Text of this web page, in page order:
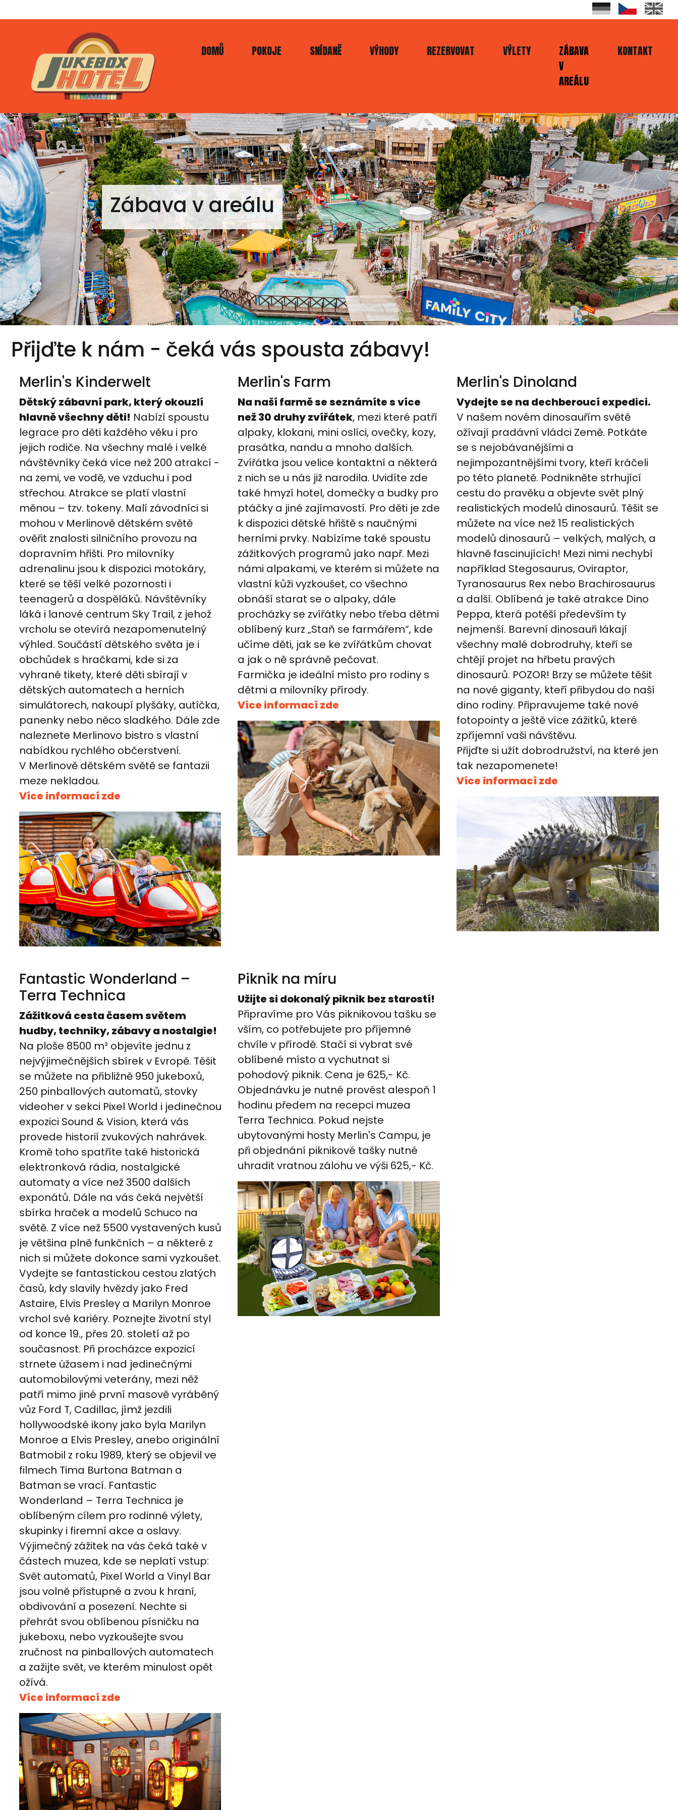
DOMŮ POKOJE SNÍDANĚ VÝHODY REZERVOVAT VÝLETY
ZÁBAVA
V
AREÁLU
KONTAKT
Zábava v areálu
Přijďte k nám - čeká vás spousta zábavy!
Merlin's Kinderwelt
Dětský zábavní park, který okouzlí
hlavně všechny děti! Nabízí spoustu
legrace pro děti každého věku i pro
jejich rodiče. Na všechny malé i velké
návštěvníky čeká více než 200 atrakcí -
na zemi, ve vodě, ve vzduchu i pod
střechou. Atrakce se platí vlastní
měnou – tzv. tokeny. Malí závodníci si
mohou v Merlinově dětském světě
ověřit znalosti silničního provozu na
dopravním hřišti. Pro milovníky
adrenalinu jsou k dispozici motokáry,
které se těší velké pozornosti i
teenagerů a dospěláků. Návštěvníky
láká i lanové centrum Sky Trail, z jehož
vrcholu se otevírá nezapomenutelný
výhled. Součástí dětského světa je i
obchůdek s hračkami, kde si za
vyhrané tikety, které děti sbírají v
dětských automatech a herních
simulátorech, nakoupí plyšáky, autíčka,
panenky nebo něco sladkého. Dále zde
naleznete Merlinovo bistro s vlastní
nabídkou rychlého občerstvení.
V Merlinově dětském světě se fantazii
meze nekladou.
Více informací zde
Merlin's Farm
Na naší farmě se seznámíte s více
než 30 druhy zvířátek, mezi které patří
alpaky, klokani, mini oslíci, ovečky, kozy,
prasátka, nandu a mnoho dalších.
Zvířátka jsou velice kontaktní a některá
z nich se u nás již narodila. Uvidíte zde
také hmyzí hotel, domečky a budky pro
ptáčky a jiné zajímavostí. Pro děti je zde
k dispozici dětské hřiště s naučnými
herními prvky. Nabízíme také spoustu
zážitkových programů jako např. Mezi
námi alpakami, ve kterém si můžete na
vlastní kůži vyzkoušet, co všechno
obnáší starat se o alpaky, dále
procházky se zvířátky nebo třeba dětmi
oblíbený kurz „Staň se farmářem“, kde
učíme děti, jak se ke zvířátkům chovat
a jak o ně správně pečovat.
Farmička je ideální místo pro rodiny s
dětmi a milovníky přírody.
Více informací zde
Merlin's Dinoland
Vydejte se na dechberoucí expedici.
V našem novém dinosauřím světě
ožívají pradávní vládci Země. Potkáte
se s nejobávanějšími a
nejimpozantnějšími tvory, kteří kráčeli
po této planetě. Podnikněte strhující
cestu do pravěku a objevte svět plný
realistických modelů dinosaurů. Těšit se
můžete na více než 15 realistických
modelů dinosaurů – velkých, malých, a
hlavně fascinujících! Mezi nimi nechybí
například Stegosaurus, Oviraptor,
Tyranosaurus Rex nebo Brachirosaurus
a další. Oblíbená je také atrakce Dino
Peppa, která potěší především ty
nejmenší. Barevní dinosauři lákají
všechny malé dobrodruhy, kteří se
chtějí projet na hřbetu pravých
dinosaurů. POZOR! Brzy se můžete těšit
na nové giganty, kteří přibydou do naší
dino rodiny. Připravujeme také nové
fotopointy a ještě více zážitků, které
zpříjemní vaši návštěvu.
Přijďte si užít dobrodružství, na které jen
tak nezapomenete!
Více informací zde
Fantastic Wonderland –
Terra Technica
Zážitková cesta časem světem
hudby, techniky, zábavy a nostalgie!
Na ploše 8500 m² objevíte jednu z
nejvýjimečnějších sbírek v Evropě. Těšit
se můžete na přibližně 950 jukeboxů,
250 pinballových automatů, stovky
videoher v sekci Pixel World i jedinečnou
expozici Sound & Vision, která vás
provede historií zvukových nahrávek.
Kromě toho spatříte také historická
elektronková rádia, nostalgické
automaty a více než 3500 dalších
exponátů. Dále na vás čeká největší
sbírka hraček a modelů Schuco na
světě. Z více než 5500 vystavených kusů
je většina plně funkčních – a některé z
nich si můžete dokonce sami vyzkoušet.
Vydejte se fantastickou cestou zlatých
časů, kdy slavily hvězdy jako Fred
Astaire, Elvis Presley a Marilyn Monroe
vrchol své kariéry. Poznejte životní styl
od konce 19., přes 20. století až po
současnost. Při procházce expozicí
strnete úžasem i nad jedinečnými
automobilovými veterány, mezi něž
patří mimo jiné první masově vyráběný
vůz Ford T, Cadillac, jímž jezdili
hollywoodské ikony jako byla Marilyn
Monroe a Elvis Presley, anebo originální
Batmobil z roku 1989, který se objevil ve
filmech Tima Burtona Batman a
Batman se vrací. Fantastic
Wonderland – Terra Technica je
oblíbeným cílem pro rodinné výlety,
skupinky i firemní akce a oslavy.
Výjimečný zážitek na vás čeká také v
částech muzea, kde se neplatí vstup:
Svět automatů, Pixel World a Vinyl Bar
jsou volně přístupné a zvou k hraní,
obdivování a posezení. Nechte si
přehrát svou oblíbenou písničku na
jukeboxu, nebo vyzkoušejte svou
zručnost na pinballových automatech
a zažijte svět, ve kterém minulost opět
ožívá.
Více informací zde
Piknik na míru
Užijte si dokonalý piknik bez starostí!
Připravíme pro Vás piknikovou tašku se
vším, co potřebujete pro příjemné
chvíle v přírodě. Stačí si vybrat své
oblíbené místo a vychutnat si
pohodový piknik. Cena je 625,- Kč.
Objednávku je nutné provést alespoň 1
hodinu předem na recepci muzea
Terra Technica. Pokud nejste
ubytovanými hosty Merlin's Campu, je
při objednání piknikové tašky nutné
uhradit vratnou zálohu ve výši 625,- Kč.